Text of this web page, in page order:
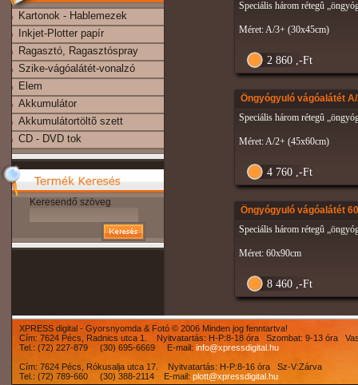
Kartonok - Hablemezek
Inkjet-Plotter papír
Ragasztó, Ragasztóspray
Szike-vágóalátét-vonalzó
Elem
Akkumulátor
Akkumulátortöltõ szett
CD - DVD tok
Keresendő szöveg
Speciális három rétegû
Méret: A/3+ (30x45cm)
2 860 ,-Ft
Öngyógyuló vágóalátét
Speciális három rétegû
Méret: A/2+ (45x60cm)
4 760 ,-Ft
Öngyógyuló vágóalátét
Speciális három rétegû
Méret: 60x90cm
8 460 ,-Ft
XPRESS digital - Gyorsnyomda & Fotó © 2006 Minden jog fenntartva!
Cím: 7624 Pécs, Radnics utca 1. Nyitvatartás: H-P:8-18 óra Szombat: 9-13 óra
Tel.: (72) 227-879 (30) 695-6669 E-mail: info@xpressdigital.hu
Cím: 7624 Pécs, Rókusalja utca 17. Nyitvatartás: H-P:8-16 óra Sz-V:Zárva
Tel.: (72) 789-660 (30) 388-2114 E-mail: plott@xpressdigital.hu